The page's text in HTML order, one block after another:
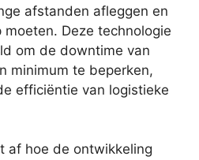
afstanden afleggen en
Deze technologie
om de downtime van
minimum te beperken,
efficiëntie van logistieke
af hoe de ontwikkeling